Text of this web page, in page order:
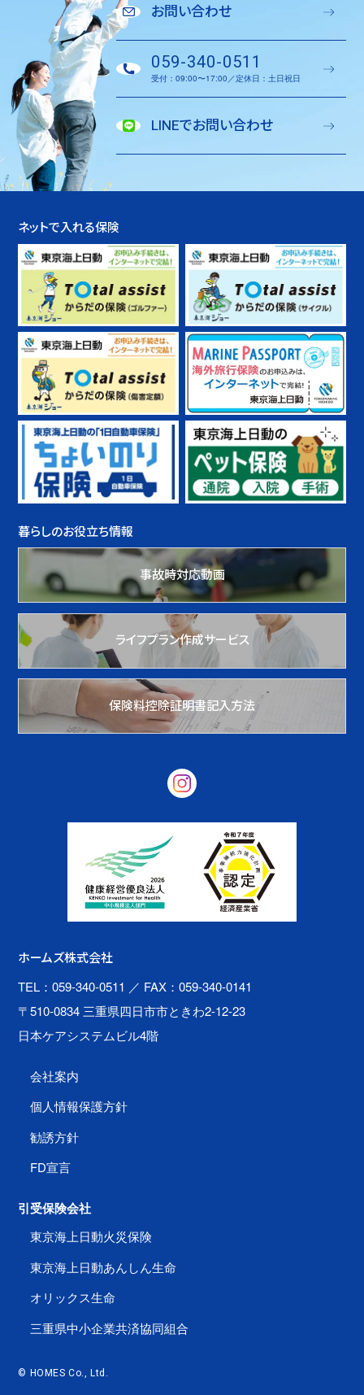
お問い合わせ
059-340-0511
受付：09:00〜17:00／定休日：土日祝日
LINEでお問い合わせ
ネットで入れる保険
暮らしのお役立ち情報
事故時対応動画
ライフプラン作成サービス
保険料控除証明書記入方法
ホームズ株式会社
TEL：059-340-0511 ／ FAX：059-340-0141
〒510-0834 三重県四日市市ときわ2-12-23
日本ケアシステムビル4階
会社案内
個人情報保護方針
勧誘方針
FD宣言
引受保険会社
東京海上日動火災保険
東京海上日動あんしん生命
オリックス生命
三重県中小企業共済協同組合
© HOMES Co., Ltd.